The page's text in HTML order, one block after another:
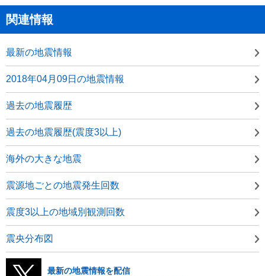
関連情報
最新の地震情報
2018年04月09日の地震情報
過去の地震履歴
過去の地震履歴(震度3以上)
海外の大きな地震
震源地ごとの地震発生回数
震度3以上の地域別観測回数
震央分布図
最新の地震情報を配信